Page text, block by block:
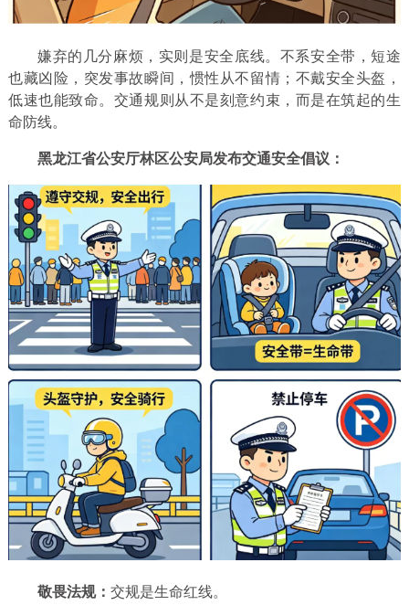
嫌弃的几分麻烦，实则是安全底线。不系安全带，短途
也藏凶险，突发事故瞬间，惯性从不留情；不戴安全头盔，
低速也能致命。交通规则从不是刻意约束，而是在筑起的生
命防线。
黑龙江省公安厅林区公安局发布交通安全倡议：
敬畏法规： 交规是生命红线。